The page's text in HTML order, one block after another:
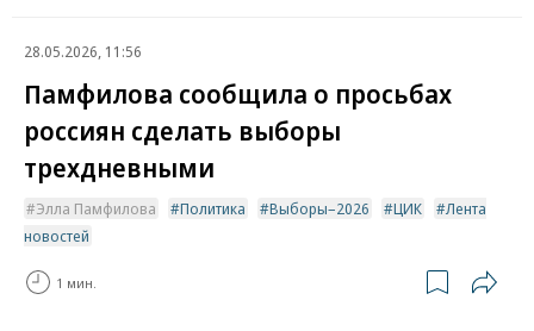
28.05.2026, 11:56
Памфилова сообщила о просьбах
россиян сделать выборы
трехдневными
Элла Памфилова Политика Выборы–2026 ЦИК
Лента
новостей
1 мин.